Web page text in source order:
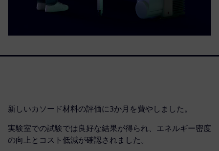
新しいカソード材料の評価に3か月を費やしました。
実験室での試験では良好な結果が得られ、エネルギー密度
の向上とコスト低減が確認されました。